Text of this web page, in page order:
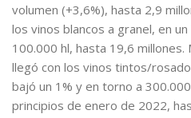
volumen (+3,6%), hasta 2,9
los vinos blancos a granel, en
100.000 hl, hasta 19,6
llegó con los vinos tintos/
bajó un 1% y en torno a
principios de enero de 2022,